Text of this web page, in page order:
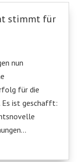
stimmt für
nun
für die
Es ist geschafft: